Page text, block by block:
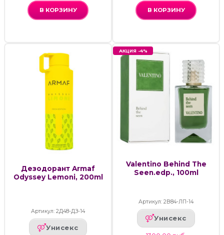
В КОРЗИНУ В КОРЗИНУ
Дезодорант Armaf
Odyssey Lemoni, 200ml
Артикул: 2Д48-ДЗ-14
Унисекс
АКЦИЯ -4%
Valentino Behind The
Seen.edp., 100ml
Артикул: 2В84-ЛП-14
Унисекс